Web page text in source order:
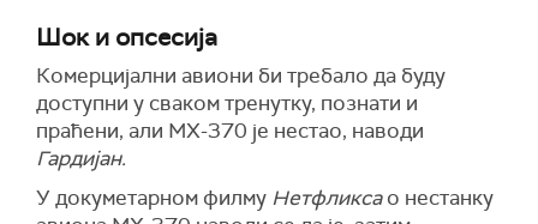
Шок и опсесија
Комерцијални авиони би требало да буду
доступни у сваком тренутку, познати и
праћени, али МХ-370 је нестао, наводи
Гардијан.
У докуметарном филму Нетфликсао нестанку